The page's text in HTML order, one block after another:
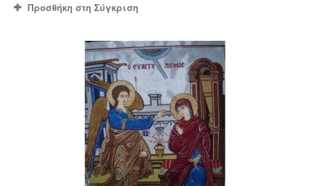
Προσθήκη στη Σύγκριση